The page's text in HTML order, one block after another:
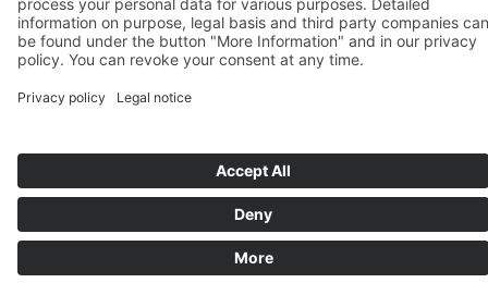
Systèmes d’assise de BIOSWING
Systèmes thérapeutiques de BIOSWING
Systèmes d’entraînement de BIOSWING
Mentions légales